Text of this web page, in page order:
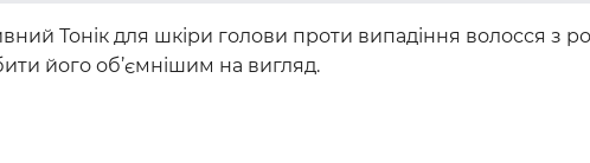
Тонік для шкіри голови проти випадіння волосся
його об’ємнішим на вигляд.